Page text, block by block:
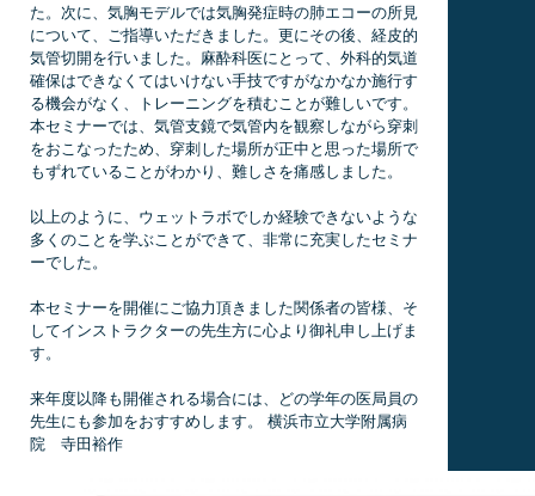
た。次に、気胸モデルでは気胸発症時の肺エコーの所見
について、ご指導いただきました。更にその後、経皮的
気管切開を行いました。麻酔科医にとって、外科的気道
確保はできなくてはいけない手技ですがなかなか施行す
る機会がなく、トレーニングを積むことが難しいです。
本セミナーでは、気管支鏡で気管内を観察しながら穿刺
をおこなったため、穿刺した場所が正中と思った場所で
もずれていることがわかり、難しさを痛感しました。
以上のように、ウェットラボでしか経験できないような
多くのことを学ぶことができて、非常に充実したセミナ
ーでした。
本セミナーを開催にご協力頂きました関係者の皆様、そ
してインストラクターの先生方に心より御礼申し上げま
す。
来年度以降も開催される場合には、どの学年の医局員の
先生にも参加をおすすめします。 横浜市立大学附属病
院 寺田裕作